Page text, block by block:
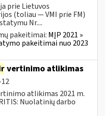
prie Lietuvos
(toliau — VMI prie FM)
Nr....
pakeitimai: MĮP 2021 »
pakeitimai nuo 2023
vertinimo atlikimas
atlikimas 2021 m.
Nuolatinių darbo